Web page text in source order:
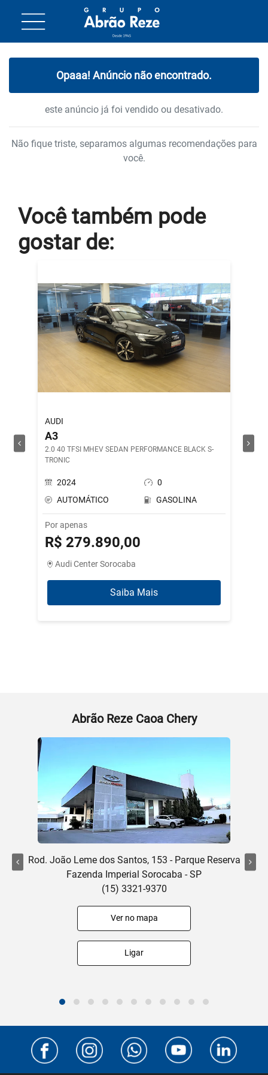
Opaaa! Anúncio não encontrado.
este anúncio já foi vendido ou desativado.
Não fique triste, separamos algumas recomendações para
você.
Você também pode
gostarde:
AUDI
A3
2.0 40 TFSI MHEV SEDAN PERFORMANCE BLACK S-
TRONIC
2024
0
AUTOMÁTICO
GASOLINA
Por apenas
R$ 279.890,00
Audi Center Sorocaba
Saiba Mais
DRILL
Abrão Reze Caoa Chery
Rod. João Leme dos Santos, 153 - Parque Reserva
Fazenda Imperial Sorocaba - SP
(15) 3321-9370
Ver no mapa
Ligar